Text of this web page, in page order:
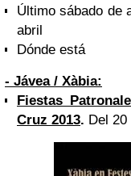
Último sábado de
abril
Dónde está
- Jávea / Xàbia:
Fiestas
Cruz 2013. Del 20